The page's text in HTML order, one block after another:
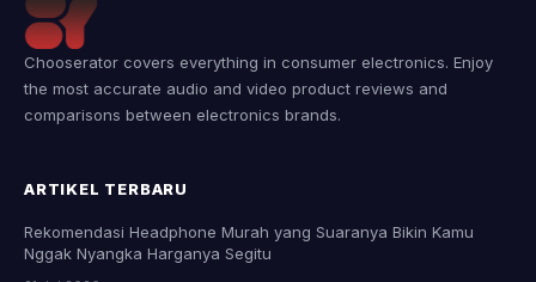
Chooserator covers everything in consumer electronics. Enjoy
the most accurate audio and video product reviews and
comparisons between electronics brands.
ARTIKEL TERBARU
Rekomendasi Headphone Murah yang Suaranya Bikin Kamu
Nggak Nyangka Harganya Segitu